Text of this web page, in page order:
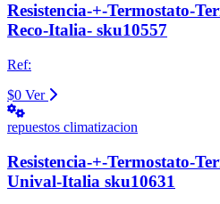
Resistencia-+-Termostato-
Reco-Italia- sku10557
Ref:
$0 Ver
repuestos climatizacion
Resistencia-+-Termostato-
Unival-Italia sku10631